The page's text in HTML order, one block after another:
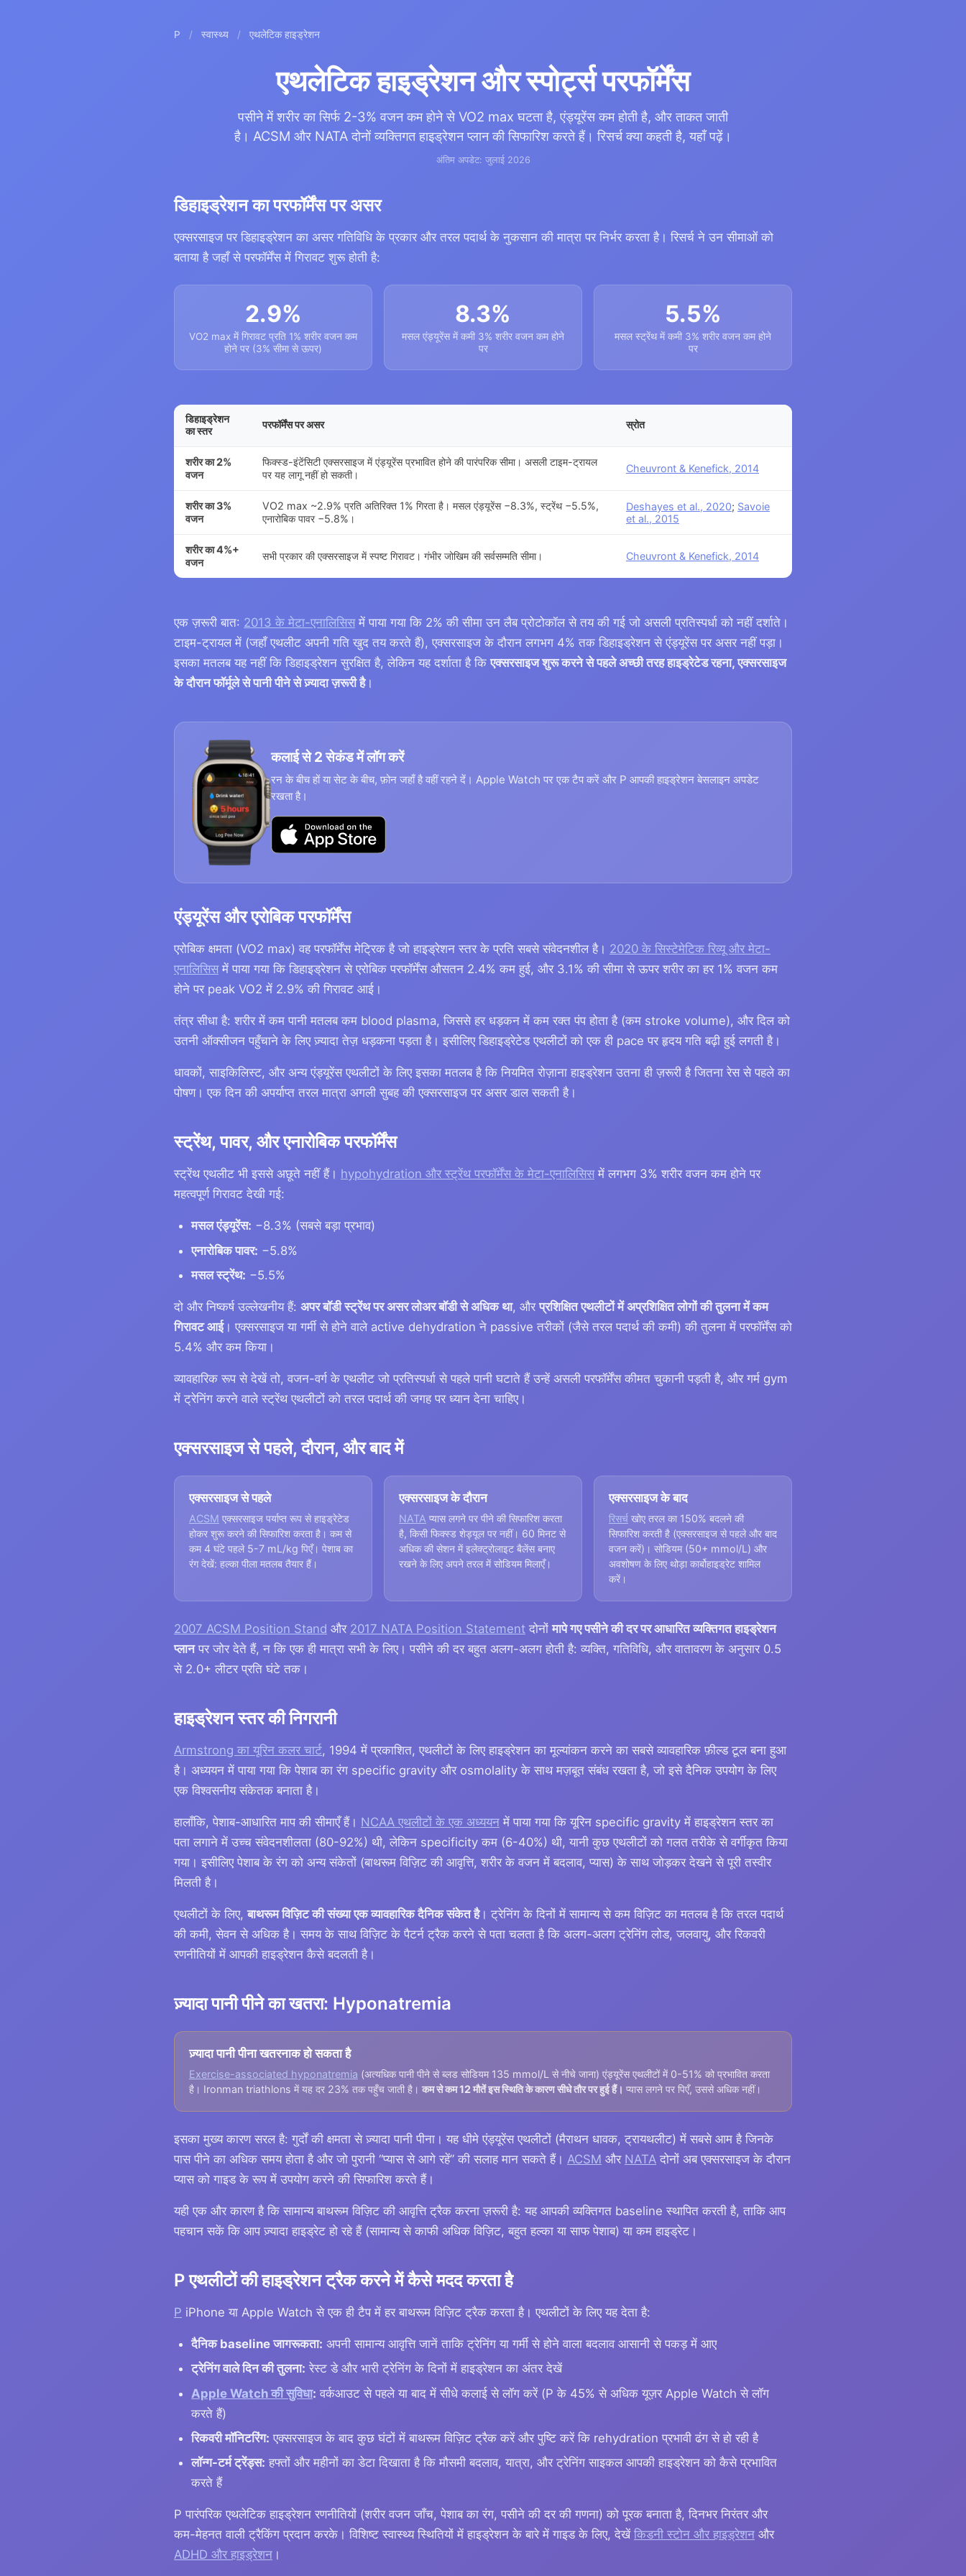
P / स्वास्थ्य / एथलेटिक हाइड्रेशन
एथलेटिक हाइड्रेशन और स्पोर्ट्स परफॉर्मेंस
पसीने में शरीर का सिर्फ 2-3% वजन कम होने से VO2 max घटता है, एंड्यूरेंस कम होती है, और ताकत जाती
है। ACSM और NATA दोनों व्यक्तिगत हाइड्रेशन प्लान की सिफारिश करते हैं। रिसर्च क्या कहती है, यहाँ पढ़ें।
अंतिम अपडेट: जुलाई 2026
डिहाइड्रेशन का परफॉर्मेंस पर असर
एक्सरसाइज पर डिहाइड्रेशन का असर गतिविधि के प्रकार और तरल पदार्थ के नुकसान की मात्रा पर निर्भर करता है। रिसर्च ने उन सीमाओं को
बताया है जहाँ से परफॉर्मेंस में गिरावट शुरू होती है:
2.9%
VO2 max में गिरावट प्रति 1% शरीर वजन कम
होने पर (3% सीमा से ऊपर)
8.3%
मसल एंड्यूरेंस में कमी 3% शरीर वजन कम होने
पर
5.5%
मसल स्ट्रेंथ में कमी 3% शरीर वजन कम होने
पर
डिहाइड्रेशन
का स्तर
परफॉर्मेंस पर असर स्रोत
शरीर का 2%
वजन
फिक्स्ड-इंटेंसिटी एक्सरसाइज में एंड्यूरेंस प्रभावित होने की पारंपरिक सीमा। असली टाइम-ट्रायल
पर यह लागू नहीं हो सकती।
Cheuvront & Kenefick, 2014
शरीर का 3%
वजन
VO2 max ~2.9% प्रति अतिरिक्त 1% गिरता है। मसल एंड्यूरेंस −8.3%, स्ट्रेंथ −5.5%,
एनारोबिक पावर −5.8%।
Deshayes et al., 2020; Savoie
et al., 2015
शरीर का 4%+
वजन
सभी प्रकार की एक्सरसाइज में स्पष्ट गिरावट। गंभीर जोखिम की सर्वसम्मति सीमा। Cheuvront & Kenefick, 2014
एक ज़रूरी बात: 2013 के मेटा-एनालिसिसमें पाया गया कि 2% की सीमा उन लैब प्रोटोकॉल से तय की गई जो असली प्रतिस्पर्धा को नहीं दर्शाते।
टाइम-ट्रायल में (जहाँ एथलीट अपनी गति खुद तय करते हैं), एक्सरसाइज के दौरान लगभग 4% तक डिहाइड्रेशन से एंड्यूरेंस पर असर नहीं पड़ा।
इसका मतलब यह नहीं कि डिहाइड्रेशन सुरक्षित है, लेकिन यह दर्शाता है कि एक्सरसाइज शुरू करने से पहले अच्छी तरह हाइड्रेटेड रहना, एक्सरसाइज
के दौरान फॉर्मूले से पानी पीने से ज़्यादा ज़रूरी है।
कलाई से 2 सेकंड में लॉग करें
रन के बीच हों या सेट के बीच, फ़ोन जहाँ है वहीं रहने दें। Apple Watch पर एक टैप करें और P आपकी हाइड्रेशन बेसलाइन अपडेट
रखता है।
एंड्यूरेंस और एरोबिक परफॉर्मेंस
एरोबिक क्षमता (VO2 max) वह परफॉर्मेंस मेट्रिक है जो हाइड्रेशन स्तर के प्रति सबसे संवेदनशील है। 2020 के सिस्टेमेटिक रिव्यू और मेटा-
एनालिसिसमें पाया गया कि डिहाइड्रेशन से एरोबिक परफॉर्मेंस औसतन 2.4% कम हुई, और 3.1% की सीमा से ऊपर शरीर का हर 1% वजन कम
होने पर peak VO2 में 2.9% की गिरावट आई।
तंत्र सीधा है: शरीर में कम पानी मतलब कम blood plasma, जिससे हर धड़कन में कम रक्त पंप होता है (कम stroke volume), और दिल को
उतनी ऑक्सीजन पहुँचाने के लिए ज़्यादा तेज़ धड़कना पड़ता है। इसीलिए डिहाइड्रेटेड एथलीटों को एक ही pace पर हृदय गति बढ़ी हुई लगती है।
धावकों, साइकिलिस्ट, और अन्य एंड्यूरेंस एथलीटों के लिए इसका मतलब है कि नियमित रोज़ाना हाइड्रेशन उतना ही ज़रूरी है जितना रेस से पहले का
पोषण। एक दिन की अपर्याप्त तरल मात्रा अगली सुबह की एक्सरसाइज पर असर डाल सकती है।
स्ट्रेंथ, पावर, और एनारोबिक परफॉर्मेंस
स्ट्रेंथ एथलीट भी इससे अछूते नहीं हैं। hypohydration और स्ट्रेंथ परफॉर्मेंस के मेटा-एनालिसिसमें लगभग 3% शरीर वजन कम होने पर
महत्वपूर्ण गिरावट देखी गई:
मसल एंड्यूरेंस: −8.3% (सबसे बड़ा प्रभाव)
एनारोबिक पावर: −5.8%
मसल स्ट्रेंथ: −5.5%
दो और निष्कर्ष उल्लेखनीय हैं: अपर बॉडी स्ट्रेंथ पर असर लोअर बॉडी से अधिक था, और प्रशिक्षित एथलीटों में अप्रशिक्षित लोगों की तुलना में कम
गिरावट आई। एक्सरसाइज या गर्मी से होने वाले active dehydration ने passive तरीकों (जैसे तरल पदार्थ की कमी) की तुलना में परफॉर्मेंस को
5.4% और कम किया।
व्यावहारिक रूप से देखें तो, वजन-वर्ग के एथलीट जो प्रतिस्पर्धा से पहले पानी घटाते हैं उन्हें असली परफॉर्मेंस कीमत चुकानी पड़ती है, और गर्म gym
में ट्रेनिंग करने वाले स्ट्रेंथ एथलीटों को तरल पदार्थ की जगह पर ध्यान देना चाहिए।
एक्सरसाइज से पहले, दौरान, और बाद में
एक्सरसाइज से पहले
ACSM एक्सरसाइज पर्याप्त रूप से हाइड्रेटेड
होकर शुरू करने की सिफारिश करता है। कम से
कम 4 घंटे पहले 5-7 mL/kg पिएँ। पेशाब का
रंग देखें: हल्का पीला मतलब तैयार हैं।
एक्सरसाइज के दौरान
NATA प्यास लगने पर पीने की सिफारिश करता
है, किसी फिक्स्ड शेड्यूल पर नहीं। 60 मिनट से
अधिक की सेशन में इलेक्ट्रोलाइट बैलेंस बनाए
रखने के लिए अपने तरल में सोडियम मिलाएँ।
एक्सरसाइज के बाद
रिसर्च खोए तरल का 150% बदलने की
सिफारिश करती है (एक्सरसाइज से पहले और बाद
वजन करें)। सोडियम (50+ mmol/L) और
अवशोषण के लिए थोड़ा कार्बोहाइड्रेट शामिल
करें।
2007 ACSM Position Stand और 2017 NATA Position Statement दोनों मापे गए पसीने की दर पर आधारित व्यक्तिगत हाइड्रेशन
प्लानपर जोर देते हैं, न कि एक ही मात्रा सभी के लिए। पसीने की दर बहुत अलग-अलग होती है: व्यक्ति, गतिविधि, और वातावरण के अनुसार 0.5
से 2.0+ लीटर प्रति घंटे तक।
हाइड्रेशन स्तर की निगरानी
Armstrong का यूरिन कलर चार्ट, 1994 में प्रकाशित, एथलीटों के लिए हाइड्रेशन का मूल्यांकन करने का सबसे व्यावहारिक फ़ील्ड टूल बना हुआ
है। अध्ययन में पाया गया कि पेशाब का रंग specific gravity और osmolality के साथ मज़बूत संबंध रखता है, जो इसे दैनिक उपयोग के लिए
एक विश्वसनीय संकेतक बनाता है।
हालाँकि, पेशाब-आधारित माप की सीमाएँ हैं। NCAA एथलीटों के एक अध्ययन में पाया गया कि यूरिन specific gravity में हाइड्रेशन स्तर का
पता लगाने में उच्च संवेदनशीलता (80-92%) थी, लेकिन specificity कम (6-40%) थी, यानी कुछ एथलीटों को गलत तरीके से वर्गीकृत किया
गया। इसीलिए पेशाब के रंग को अन्य संकेतों (बाथरूम विज़िट की आवृत्ति, शरीर के वजन में बदलाव, प्यास) के साथ जोड़कर देखने से पूरी तस्वीर
मिलती है।
एथलीटों के लिए, बाथरूम विज़िट की संख्या एक व्यावहारिक दैनिक संकेत है। ट्रेनिंग के दिनों में सामान्य से कम विज़िट का मतलब है कि तरल पदार्थ
की कमी, सेवन से अधिक है। समय के साथ विज़िट के पैटर्न ट्रैक करने से पता चलता है कि अलग-अलग ट्रेनिंग लोड, जलवायु, और रिकवरी
रणनीतियों में आपकी हाइड्रेशन कैसे बदलती है।
ज़्यादा पानी पीने का खतरा: Hyponatremia
ज़्यादा पानी पीना खतरनाक हो सकता है
Exercise-associated hyponatremia (अत्यधिक पानी पीने से ब्लड सोडियम 135 mmol/L से नीचे जाना) एंड्यूरेंस एथलीटों में 0-51% को प्रभावित करता
है। Ironman triathlons में यह दर 23% तक पहुँच जाती है। कम से कम 12 मौतें इस स्थिति के कारण सीधे तौर पर हुई हैं। प्यास लगने पर पिएँ, उससे अधिक नहीं।
इसका मुख्य कारण सरल है: गुर्दों की क्षमता से ज़्यादा पानी पीना। यह धीमे एंड्यूरेंस एथलीटों (मैराथन धावक, ट्रायथलीट) में सबसे आम है जिनके
पास पीने का अधिक समय होता है और जो पुरानी “प्यास से आगे रहें” की सलाह मान सकते हैं। ACSM और NATA दोनों अब एक्सरसाइज के दौरान
प्यास को गाइड के रूप में उपयोग करने की सिफारिश करते हैं।
यही एक और कारण है कि सामान्य बाथरूम विज़िट की आवृत्ति ट्रैक करना ज़रूरी है: यह आपकी व्यक्तिगत baseline स्थापित करती है, ताकि आप
पहचान सकें कि आप ज़्यादा हाइड्रेट हो रहे हैं (सामान्य से काफी अधिक विज़िट, बहुत हल्का या साफ पेशाब) या कम हाइड्रेट।
P एथलीटों की हाइड्रेशन ट्रैक करने में कैसे मदद करता है
P iPhone या Apple Watch से एक ही टैप में हर बाथरूम विज़िट ट्रैक करता है। एथलीटों के लिए यह देता है:
दैनिक baseline जागरूकता: अपनी सामान्य आवृत्ति जानें ताकि ट्रेनिंग या गर्मी से होने वाला बदलाव आसानी से पकड़ में आए
ट्रेनिंग वाले दिन की तुलना: रेस्ट डे और भारी ट्रेनिंग के दिनों में हाइड्रेशन का अंतर देखें
Apple Watch की सुविधा: वर्कआउट से पहले या बाद में सीधे कलाई से लॉग करें (P के 45% से अधिक यूज़र Apple Watch से लॉग
करते हैं)
रिकवरी मॉनिटरिंग: एक्सरसाइज के बाद कुछ घंटों में बाथरूम विज़िट ट्रैक करें और पुष्टि करें कि rehydration प्रभावी ढंग से हो रही है
लॉन्ग-टर्म ट्रेंड्स: हफ्तों और महीनों का डेटा दिखाता है कि मौसमी बदलाव, यात्रा, और ट्रेनिंग साइकल आपकी हाइड्रेशन को कैसे प्रभावित
करते हैं
P पारंपरिक एथलेटिक हाइड्रेशन रणनीतियों (शरीर वजन जाँच, पेशाब का रंग, पसीने की दर की गणना) को पूरक बनाता है, दिनभर निरंतर और
कम-मेहनत वाली ट्रैकिंग प्रदान करके। विशिष्ट स्वास्थ्य स्थितियों में हाइड्रेशन के बारे में गाइड के लिए, देखें किडनी स्टोन और हाइड्रेशन और
ADHD और हाइड्रेशन ।